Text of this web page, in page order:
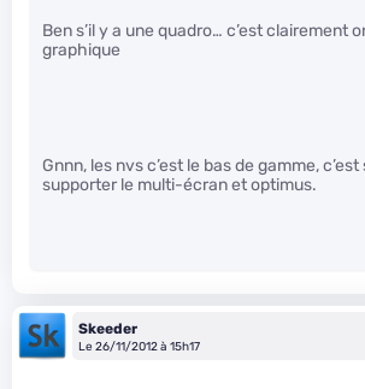
Ben s’il y a une quadro… c’est clairement
graphique
Gnnn, les nvs c’est le bas de gamme,
supporter le multi-écran et optimus.
Skeeder
Le 26/11/2012 à 15h17